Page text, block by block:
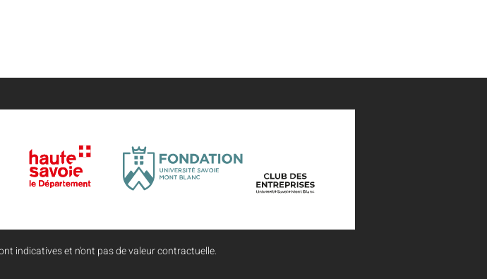
indicatives et n'ont pas de valeur contractuelle.